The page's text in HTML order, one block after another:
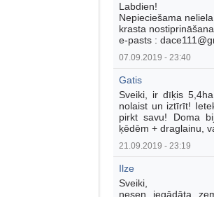
Labdien!
Nepieciešama
krasta
e-pasts :
07.09.2019 - 23:40
Gatis
Sveiki, ir dīķis
nolaist un iztīrīt!
pirkt savu! Doma
ķēdēm + draglainu,
21.09.2019 - 23:19
Ilze
Sveiki,
nesen iegādāta